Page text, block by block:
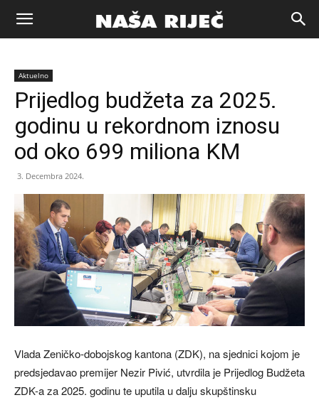
Naša
riječ
Zenica
Aktuelno
Prijedlog budžeta za 2025.
godinu u rekordnom iznosu
od oko 699 miliona KM
3. Decembra 2024.
Vlada Zeničko-dobojskog kantona (ZDK), na sjednici kojom je
predsjedavao premijer Nezir Pivić, utvrdila je Prijedlog Budžeta
ZDK-a za 2025. godinu te uputila u dalju skupštinsku